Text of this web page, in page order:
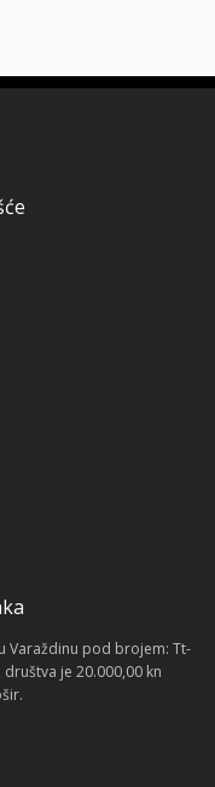
Varaždinu pod brojem: Tt-
je 20.000,00 kn